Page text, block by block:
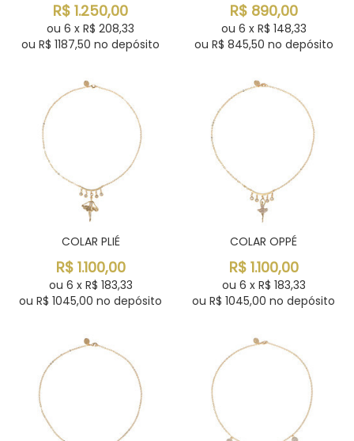
R$ 1.250,00
ou 6 x R$ 208,33
ou R$ 1187,50 no depósito
R$ 890,00
ou 6 x R$ 148,33
ou R$ 845,50 no depósito
COLAR PLIÉ
R$ 1.100,00
ou 6 x R$ 183,33
ou R$ 1045,00 no depósito
COLAR OPPÉ
R$ 1.100,00
ou 6 x R$ 183,33
ou R$ 1045,00 no depósito